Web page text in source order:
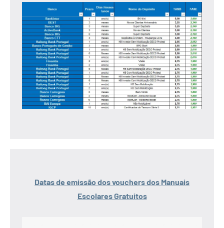
Datas de emissão dos vouchers dos Manuais
Escolares Gratuitos